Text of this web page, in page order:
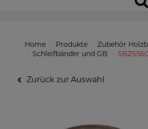
Home Produkte
Zubehör
Schleifbänder und GB
Zurück zur Auswahl